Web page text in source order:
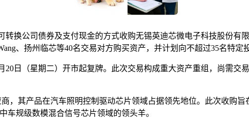
换公司债券及支付现金的方式收购无锡英迪芯微电子科技股份有
、扬州临芯等40名交易对方购买资产，并计划向不超过35名特定
20日（星期二）开市起复牌。此次交易构成重大资产重组，尚需
，其产品在汽车照明控制驱动芯片领域占据领先地位。此次收购
规级数模混合信号芯片领域的领头羊。